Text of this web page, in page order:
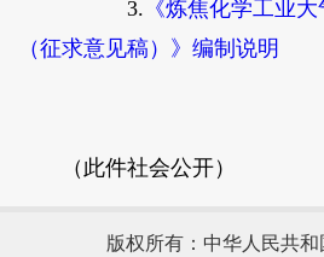
3. 《炼焦化学工业
（征求意见稿）》编制说明
（此件社会公开）
版权所有：中华人民共